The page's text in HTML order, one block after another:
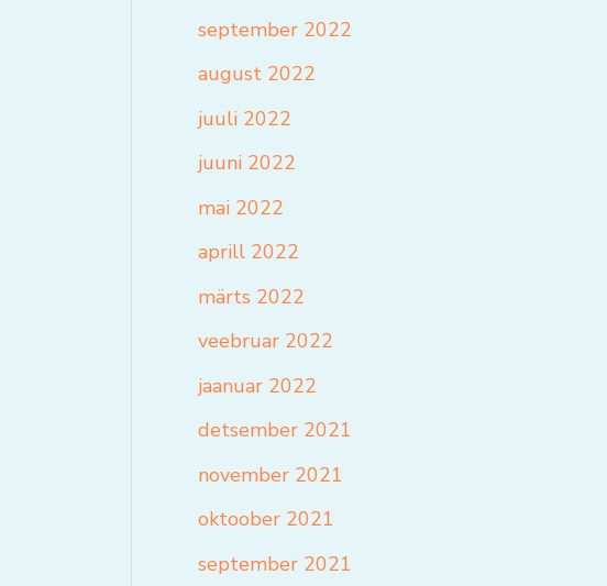
september 2022
august 2022
juuli 2022
juuni 2022
mai 2022
aprill 2022
märts 2022
veebruar 2022
jaanuar 2022
detsember 2021
november 2021
oktoober 2021
september 2021